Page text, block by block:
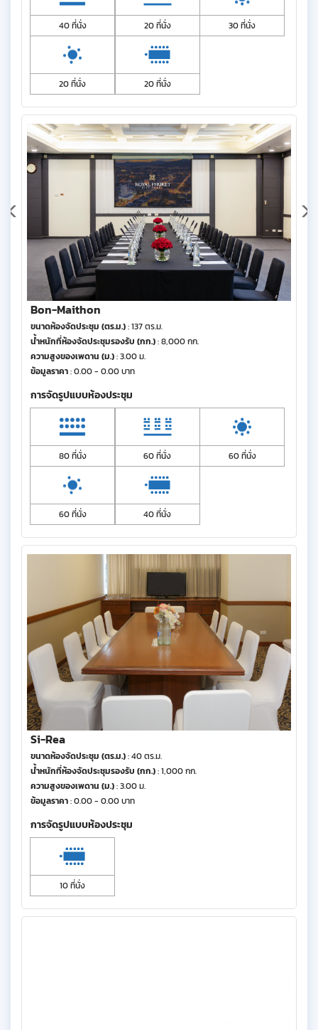
40 ที่นั่ง 20 ที่นั่ง 30 ที่นั่ง
20 ที่นั่ง 20 ที่นั่ง
Bon-Maithon
ขนาดห้องจัดประชุม (ตร.ม.): 137 ตร.ม.
น้ำหนักที่ห้องจัดประชุมรองรับ (กก.): 8,000 กก.
ความสูงของเพดาน (ม.): 3.00 ม.
ข้อมูลราคา: 0.00 - 0.00 บาท
การจัดรูปแบบห้องประชุม
80 ที่นั่ง 60 ที่นั่ง 60 ที่นั่ง
60 ที่นั่ง 40 ที่นั่ง
Si-Rea
ขนาดห้องจัดประชุม (ตร.ม.): 40 ตร.ม.
น้ำหนักที่ห้องจัดประชุมรองรับ (กก.): 1,000 กก.
ความสูงของเพดาน (ม.): 3.00 ม.
ข้อมูลราคา: 0.00 - 0.00 บาท
การจัดรูปแบบห้องประชุม
10 ที่นั่ง